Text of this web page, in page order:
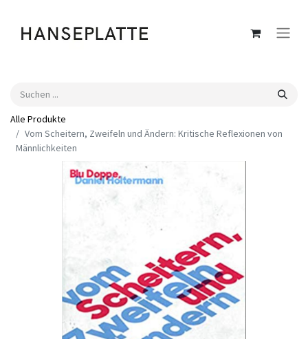
Alle Produkte
Vom Scheitern, Zweifeln und Ändern: Kritische Reflexionen von
Männlichkeiten